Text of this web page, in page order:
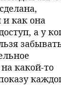
и как она
а у
какой-то